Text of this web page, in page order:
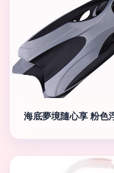
海底夢境隨心享 粉色